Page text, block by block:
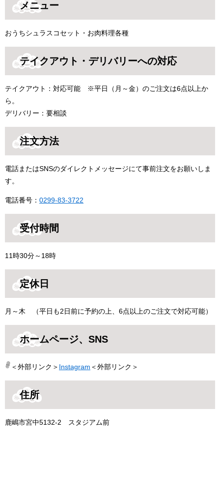
メニュー
おうちシュラスコセット・お肉料理各種
テイクアウト・デリバリーへの対応
テイクアウト：対応可能 ※平日（月～金）のご注文は6点以上か
ら。
デリバリー：要相談
注文方法
電話またはSNSのダイレクトメッセージにて事前注文をお願いしま
す。
電話番号： 0299-83-3722
受付時間
11時30分～18時
定休日
月～木 （平日も2日前に予約の上、6点以上のご注文で対応可能）
ホームページ、SNS
＜外部リンク＞ Instagram ＜外部リンク＞
住所
鹿嶋市宮中5132-2 スタジアム前